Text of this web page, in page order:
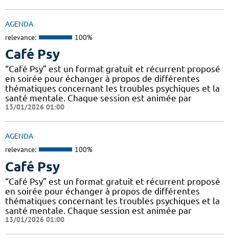
AGENDA
relevance: 100%
Café Psy
“Café Psy” est un format gratuit et récurrent proposé
en soirée pour échanger à propos de différentes
thématiques concernant les troubles psychiques et la
santé mentale. Chaque session est animée par
13/01/2026 01:00
AGENDA
relevance: 100%
Café Psy
“Café Psy” est un format gratuit et récurrent proposé
en soirée pour échanger à propos de différentes
thématiques concernant les troubles psychiques et la
santé mentale. Chaque session est animée par
13/01/2026 01:00